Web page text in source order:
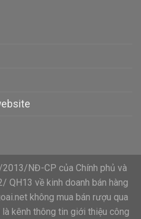
NĐ-CP của Chính phủ và
QH13 về kinh doanh bán hàng
không mua bán rượu qua
kênh thông tin giới thiệu công